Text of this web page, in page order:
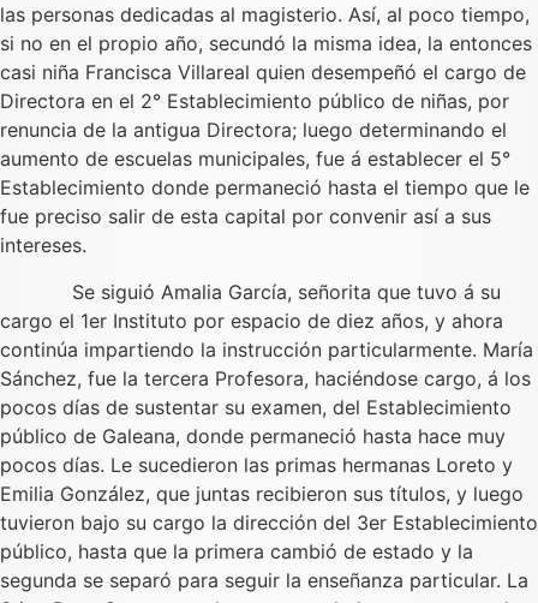
las personas dedicadas al magisterio. Así, al poco tiempo,
si no en el propio año, secundó la misma idea, la entonces
casi niña Francisca Villareal quien desempeñó el cargo de
Directora en el 2° Establecimiento público de niñas, por
renuncia de la antigua Directora; luego determinando el
aumento de escuelas municipales, fue á establecer el 5°
Establecimiento donde permaneció hasta el tiempo que le
fue preciso salir de esta capital por convenir así a sus
intereses.
Se siguió Amalia García, señorita que tuvo á su
cargo el 1er Instituto por espacio de diez años, y ahora
continúa impartiendo la instrucción particularmente. María
Sánchez, fue la tercera Profesora, haciéndose cargo, á los
pocos días de sustentar su examen, del Establecimiento
público de Galeana, donde permaneció hasta hace muy
pocos días. Le sucedieron las primas hermanas Loreto y
Emilia González, que juntas recibieron sus títulos, y luego
tuvieron bajo su cargo la dirección del 3er Establecimiento
público, hasta que la primera cambió de estado y la
segunda se separó para seguir la enseñanza particular. La